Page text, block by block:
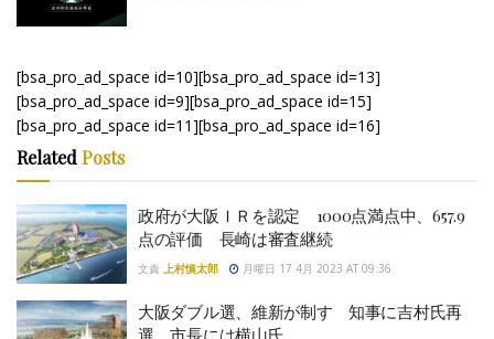
[bsa_pro_ad_space id=10][bsa_pro_ad_space id=13]
[bsa_pro_ad_space id=9][bsa_pro_ad_space id=15]
[bsa_pro_ad_space id=11][bsa_pro_ad_space id=16]
Related Posts
政府が大阪ＩＲを認定 1000点満点中、657.9
点の評価 長崎は審査継続
文責 上村慎太郎 月曜日 17 4月 2023 AT 09:36
大阪ダブル選、維新が制す 知事に吉村氏再
選、市長には横山氏